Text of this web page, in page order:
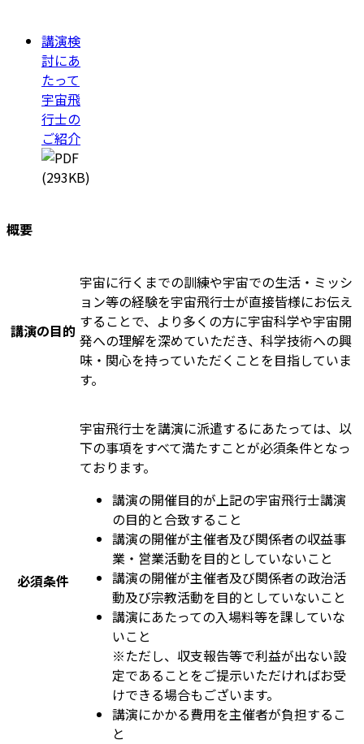
講演検
討にあ
たって
宇宙飛
行士の
ご紹介
(293KB)
概要
講演の目的
宇宙に行くまでの訓練や宇宙での生活・ミッシ
ョン等の経験を宇宙飛行士が直接皆様にお伝え
することで、より多くの方に宇宙科学や宇宙開
発への理解を深めていただき、科学技術への興
味・関心を持っていただくことを目指していま
す。
必須条件
宇宙飛行士を講演に派遣するにあたっては、以
下の事項をすべて満たすことが必須条件となっ
ております。
講演の開催目的が上記の宇宙飛行士講演
の目的と合致すること
講演の開催が主催者及び関係者の収益事
業・営業活動を目的としていないこと
講演の開催が主催者及び関係者の政治活
動及び宗教活動を目的としていないこと
講演にあたっての入場料等を課していな
いこと
※ただし、収支報告等で利益が出ない設
定であることをご提示いただければお受
けできる場合もございます。
講演にかかる費用を主催者が負担するこ
と